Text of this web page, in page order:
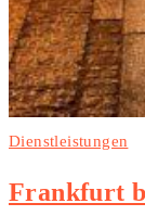
Dienstleistungen
Frankfurt